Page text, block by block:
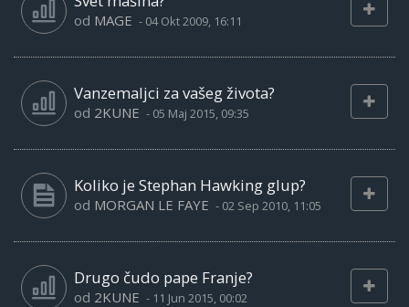
od MAGE - 04 Okt 2009, 16:11
Vanzemaljci za vašeg života?
od 2KUNE - 05 Maj 2015, 09:35
Koliko je Stephan Hawking glup?
od MORGAN LE FAYE - 02 Sep 2010, 11:05
Drugo čudo pape Franje?
od 2KUNE - 11 Jun 2015, 00:02